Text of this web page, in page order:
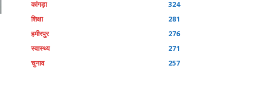
कांगड़ा
324
शिक्षा
281
हमीरपुर
276
स्वास्थ्य
271
चुनाव
257